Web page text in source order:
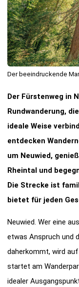
Der beeindruckende
Der Fürstenweg in
Rundwanderung,
ideale Weise
entdecken
um Neuwied,
Rheintal und
Die Strecke ist
bietet für jeden
Neuwied. Wer eine
etwas Anspruch und
daherkommt, wird
startet am
idealer